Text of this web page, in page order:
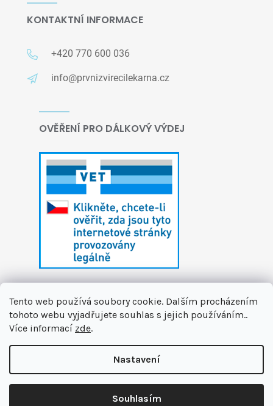
Tento web používá soubory cookie. Dalším procházením
tohoto webu vyjadřujete souhlas s jejich používáním..
Více informací zde.
Nastavení
Souhlasím
🏝️ Dáváme si letní pauzu. Připravujeme pro vás novinky a na
podzim se na vás těšíme v nové podobě. Jsme tu pro Vás na
KONTAKTNÍ INFORMACE
+420 770 600 036
info@prvnizvirecilekarna.cz
OVĚŘENÍ PRO DÁLKOVÝ VÝDEJ
Copyright 2026První zvířecí lékárna. Všechna